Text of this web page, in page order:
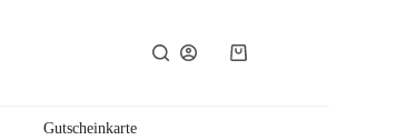
Warenkorb
Gutscheinkarte